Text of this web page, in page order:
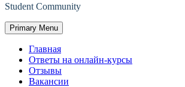
Student Community
Primary Menu
Главная
Ответы на онлайн-курсы
Отзывы
Вакансии